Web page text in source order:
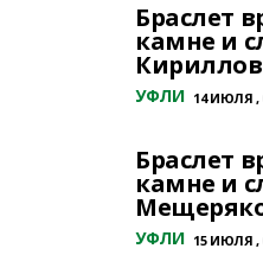
Браслет
камне и
УФЛИ 14 ИЮЛЯ ,
Браслет
камне и
УФЛИ 15 ИЮЛЯ ,